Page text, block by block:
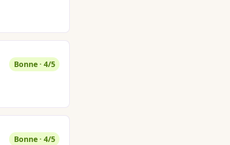
Bonne · 4/5
Bonne · 4/5